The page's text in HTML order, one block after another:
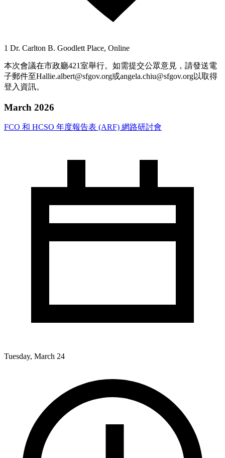
1 Dr. Carlton B. Goodlett Place, Online
本次會議在市政廳421室舉行。如需提交公眾意見，請發送電
子郵件至Hallie.albert@sfgov.org或angela.chiu@sfgov.org以取得
登入資訊。
March 2026
FCO 和 HCSO 年度報告表 (ARF) 網路研討會
Tuesday, March 24